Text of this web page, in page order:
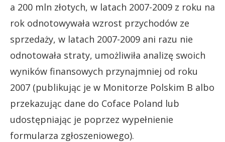
a 200 mln złotych, w latach 2007-2009 z roku na
rok odnotowywała wzrost przychodów ze
sprzedaży, w latach 2007-2009 ani razu nie
odnotowała straty, umożliwiła analizę swoich
wyników finansowych przynajmniej od roku
2007 (publikując je w Monitorze Polskim B albo
przekazując dane do Coface Poland lub
udostępniając je poprzez wypełnienie
formularza zgłoszeniowego).